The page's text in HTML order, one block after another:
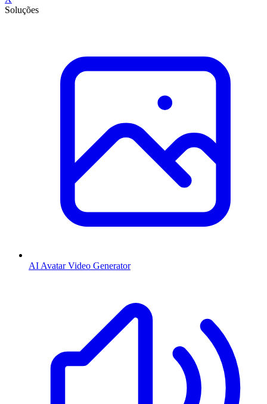
Soluções
AI Avatar Video Generator